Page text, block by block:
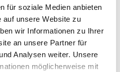
für soziale Medien anbieten
auf unsere Website zu
wir Informationen zu Ihrer
an unsere Partner für
Analysen weiter. Unsere
möglicherweise mit